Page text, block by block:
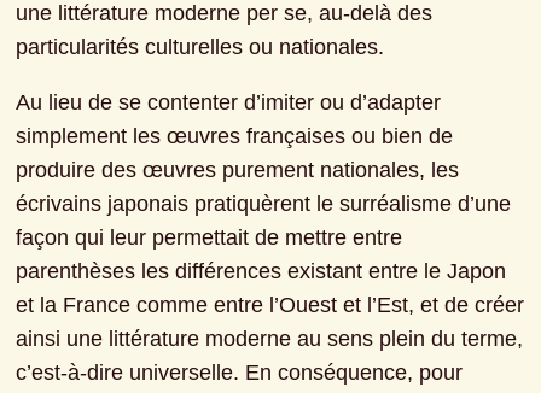
une littérature moderne per se, au-delà des
particularités culturelles ou nationales.
Au lieu de se contenter d’imiter ou d’adapter
simplement les œuvres françaises ou bien de
produire des œuvres purement nationales, les
écrivains japonais pratiquèrent le surréalisme d’une
façon qui leur permettait de mettre entre
parenthèses les différences existant entre le Japon
et la France comme entre l’Ouest et l’Est, et de créer
ainsi une littérature moderne au sens plein du terme,
c’est-à-dire universelle. En conséquence, pour